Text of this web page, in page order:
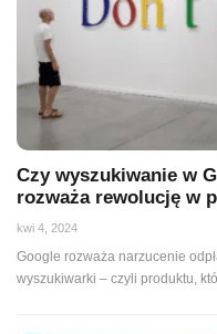
Czy wyszukiwanie w
rozważa rewolucję w
kwi 4, 2024
Google rozważa narzucenie
wyszukiwarki – czyli produktu,